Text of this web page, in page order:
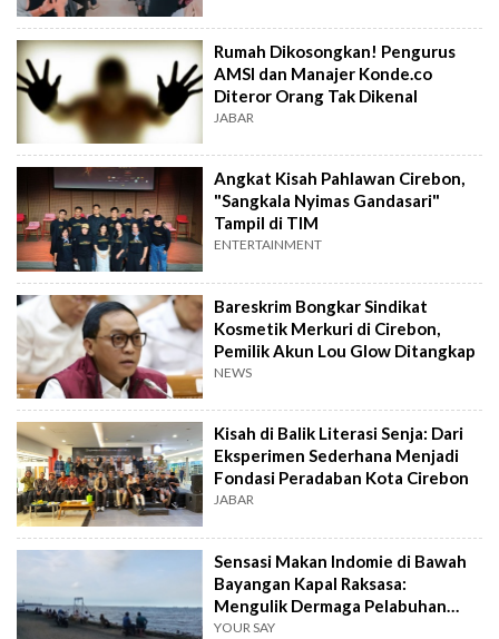
Rumah Dikosongkan! Pengurus
AMSI dan Manajer Konde.co
Diteror Orang Tak Dikenal
JABAR
Angkat Kisah Pahlawan Cirebon,
"Sangkala Nyimas Gandasari"
Tampil di TIM
ENTERTAINMENT
Bareskrim Bongkar Sindikat
Kosmetik Merkuri di Cirebon,
Pemilik Akun Lou Glow Ditangkap
NEWS
Kisah di Balik Literasi Senja: Dari
Eksperimen Sederhana Menjadi
Fondasi Peradaban Kota Cirebon
JABAR
Sensasi Makan Indomie di Bawah
Bayangan Kapal Raksasa:
Mengulik Dermaga Pelabuhan
Cirebon
YOUR SAY